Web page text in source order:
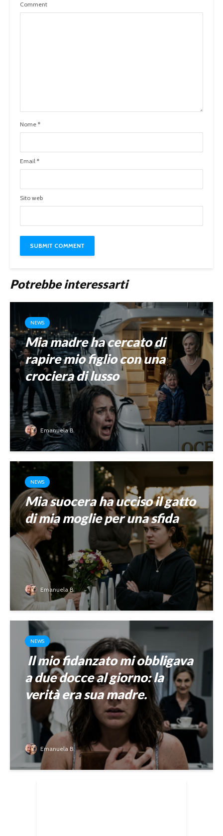
Comment
Nome *
Email *
Sito web
Potrebbe interessarti
NEWS
Mia madre ha cercato di
rapire mio figlio con una
crociera di lusso
Emanuela B.
NEWS
Mia suocera ha ucciso il gatto
di mia moglie per una sfida
Emanuela B.
NEWS
Il mio fidanzato mi obbligava
a due docce al giorno: la
verità era sua madre.
Emanuela B.